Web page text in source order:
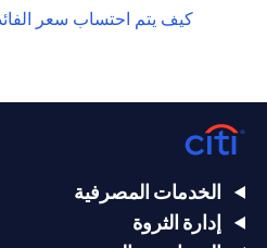
كيف يتم احتساب سعر
الخدمات المصرفية
إدارة الثروة